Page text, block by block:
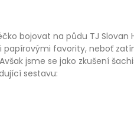
bojovat na půdu TJ Slovan
papírovými favority, neboť
jsme se jako zkušení
sestavu: